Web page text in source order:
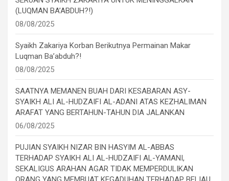
(LUQMAN BA’ABDUH?!)
08/08/2025
Syaikh Zakariya Korban Berikutnya Permainan Makar
Luqman Ba’abduh?!
08/08/2025
SAATNYA MEMANEN BUAH DARI KESABARAN ASY-
SYAIKH ALI AL-HUDZAIFI AL-ADANI ATAS KEZHALIMAN
ARAFAT YANG BERTAHUN-TAHUN DIA JALANKAN
06/08/2025
PUJIAN SYAIKH NIZAR BIN HASYIM AL-ABBAS
TERHADAP SYAIKH ALI AL-HUDZAIFI AL-YAMANI,
SEKALIGUS ARAHAN AGAR TIDAK MEMPERDULIKAN